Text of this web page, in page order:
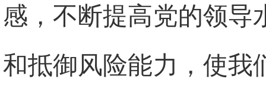
感，不断提高党的领导
和抵御风险能力，使我